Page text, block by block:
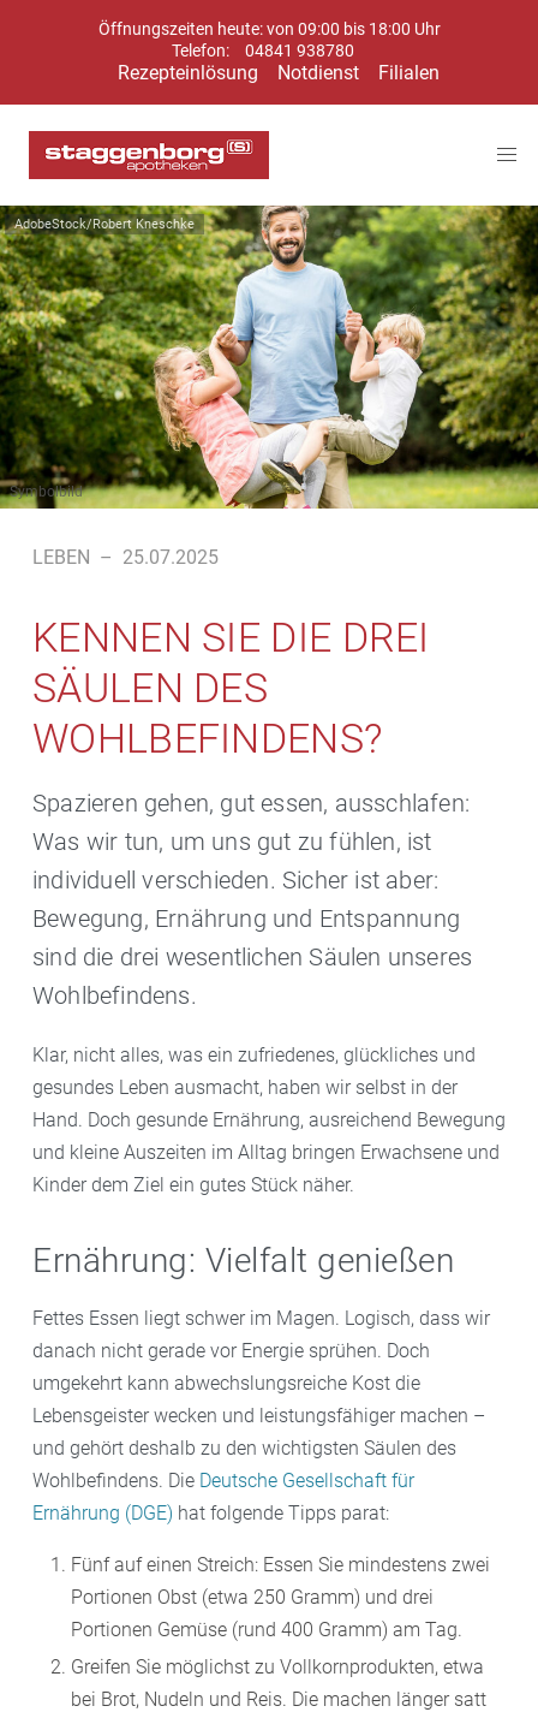
Öffnungszeiten heute: von 09:00 bis 18:00 Uhr
Telefon:
04841 938780
Rezepteinlösung Notdienst Filialen
AdobeStock/Robert Kneschke
Symbolbild
LEBEN – 25.07.2025
KENNEN SIE DIE DREI
SÄULEN DES
WOHLBEFINDENS?
Spazieren gehen, gut essen, ausschlafen:
Was wir tun, um uns gut zu fühlen, ist
individuell verschieden. Sicher ist aber:
Bewegung, Ernährung und Entspannung
sind die drei wesentlichen Säulen unseres
Wohlbefindens.
Klar, nicht alles, was ein zufriedenes, glückliches und
gesundes Leben ausmacht, haben wir selbst in der
Hand. Doch gesunde Ernährung, ausreichend Bewegung
und kleine Auszeiten im Alltag bringen Erwachsene und
Kinder dem Ziel ein gutes Stück näher.
Ernährung: Vielfalt genießen
Fettes Essen liegt schwer im Magen. Logisch, dass wir
danach nicht gerade vor Energie sprühen. Doch
umgekehrt kann abwechslungsreiche Kost die
Lebensgeister wecken und leistungsfähiger machen –
und gehört deshalb zu den wichtigsten Säulen des
Wohlbefindens. Die Deutsche Gesellschaft für
Ernährung (DGE) hat folgende Tipps parat:
Fünf auf einen Streich: Essen Sie mindestens zwei
Portionen Obst (etwa 250 Gramm) und drei
Portionen Gemüse (rund 400 Gramm) am Tag.
Greifen Sie möglichst zu Vollkornprodukten, etwa
bei Brot, Nudeln und Reis. Die machen länger satt